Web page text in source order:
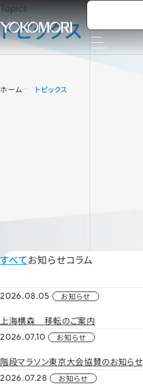
Topics
トピックス
ホーム トピックス
すべてお知らせコラム
2026.08.05 お知らせ
上海横森 移転のご案内
2026.07.10 お知らせ
階段マラソン東京大会協賛のお知らせ
2026.07.28 お知らせ